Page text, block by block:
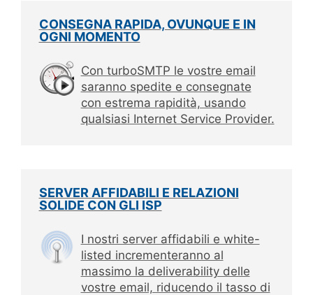
CONSEGNA RAPIDA, OVUNQUE E IN
OGNI MOMENTO
Con turboSMTP le vostre email
saranno spedite e consegnate
con estrema rapidità, usando
qualsiasi Internet Service Provider.
SERVER AFFIDABILI E RELAZIONI
SOLIDE CON GLI ISP
I nostri server affidabili e white-
listed incrementeranno al
massimo la deliverability delle
vostre email, riducendo il tasso di